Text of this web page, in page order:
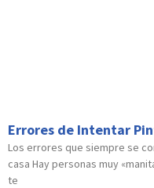
Errores de Intentar
Los errores que siempre se
casa Hay personas muy
te